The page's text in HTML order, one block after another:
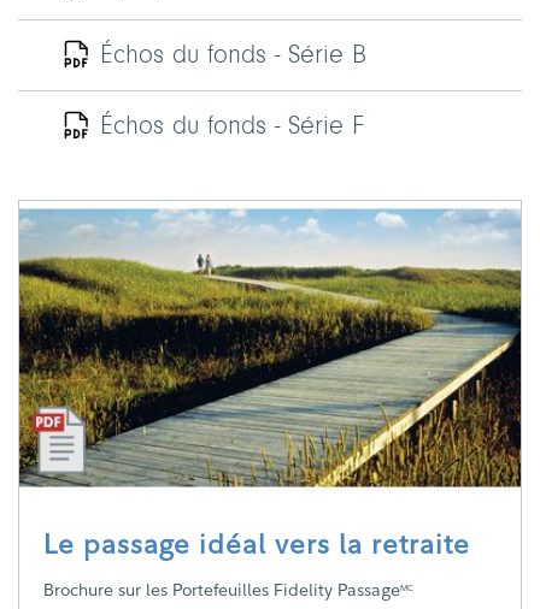
Échos du fonds - Série B
Échos du fonds - Série F
Le passage idéal vers la retraite
Brochure sur les Portefeuilles Fidelity PassageMC